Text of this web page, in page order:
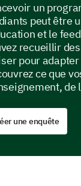
un
peut être
et le
recueillir
pour
ce que
de
une enquête